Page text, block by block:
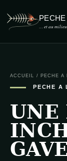
… et au
ACCUEIL / PECHE A
PECHE A
UNE